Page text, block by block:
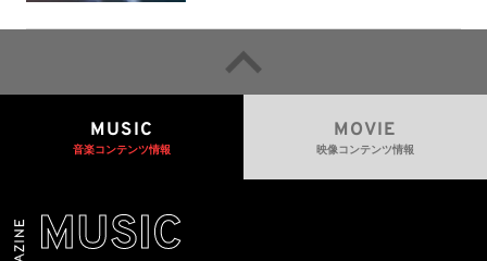
るための統一的な枠組みを提案
MUSIC
音楽コンテンツ情報
MOVIE
映像コンテンツ情報
MUSIC